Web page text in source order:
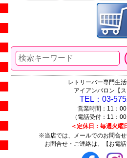
レトリーバー専門生
アイアンバロン【ス
TEL：03-
営業時間：11：00
（電話受付：11：00
＜定休日：毎週火曜
※当店では、メールでのお問合せ
お問合せ・ご連絡は、【お電